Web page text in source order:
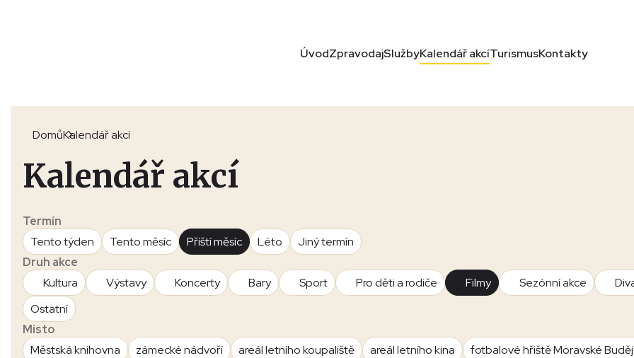
ÚvodZpravodajSlužbyKalendář akcíTurismusKontakty
DomůKalendář akcí
Kalendář akcí
Termín
Tento týden
Tento měsíc Příští měsíc Léto
Jiný termín
Druh akce
Kultura
Výstavy Koncerty Bary Sport Pro děti a rodiče Filmy Sezónní akce
Ostatní
Místo
Městská knihovna
zámecké nádvoří areál letního koupaliště areál letního kina
fotbalové hřiště Moravské